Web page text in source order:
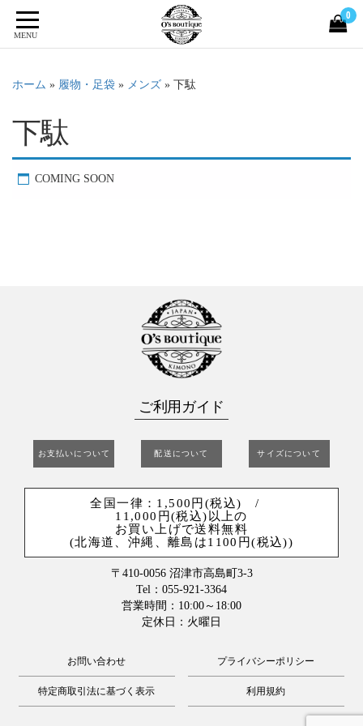
MENU
0
ホーム » 履物・足袋 » メンズ » 下駄
下駄
COMING SOON
ご利用ガイド
お支払いについて 配送について サイズについて
全国一律：1,500円(税込) /
11,000円(税込)以上の
お買い上げで送料無料
(北海道、沖縄、離島は1100円(税込))
〒410-0056 沼津市高島町3-3
Tel：055-921-3364
営業時間：10:00～18:00
定休日：火曜日
お問い合わせ プライバシーポリシー
特定商取引法に基づく表示 利用規約